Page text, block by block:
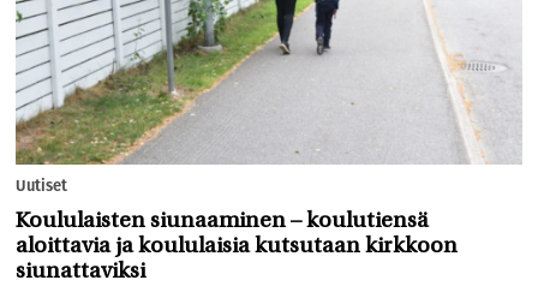
Uutiset
Koululaisten siunaaminen – koulutiensä
aloittavia ja koululaisia kutsutaan kirkkoon
siunattaviksi